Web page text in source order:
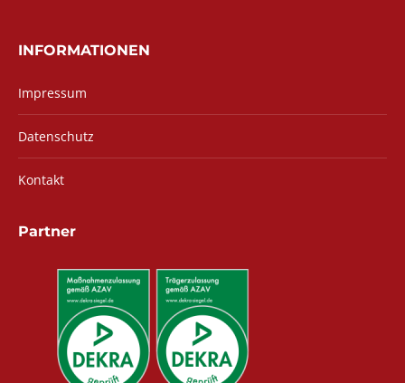
INFORMATIONEN
Impressum
Datenschutz
Kontakt
Partner